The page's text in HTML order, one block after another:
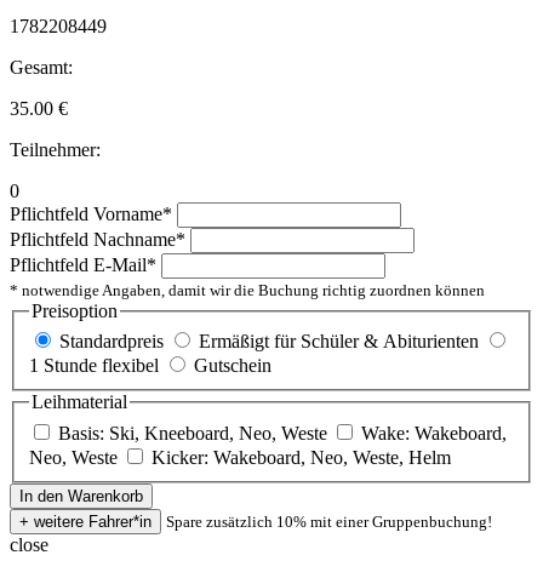
1782208449
Gesamt:
35.00 €
Teilnehmer:
0
Pflichtfeld Vorname*
Pflichtfeld Nachname*
Pflichtfeld E-Mail*
* notwendige Angaben, damit wir die Buchung richtig zuordnen können
Preisoption
Standardpreis
Ermäßigt für Schüler & Abiturienten
1 Stunde flexibel
Gutschein
Leihmaterial
Basis: Ski, Kneeboard, Neo, Weste
Wake: Wakeboard,
Neo, Weste
Kicker: Wakeboard, Neo, Weste, Helm
Spare zusätzlich 10% mit einer Gruppenbuchung!
close